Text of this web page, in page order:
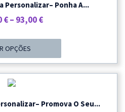
Personalizar– Ponha A...
€ – 93,00€Price
Through
93,00 €
OPÇÕES
Promova O Seu...